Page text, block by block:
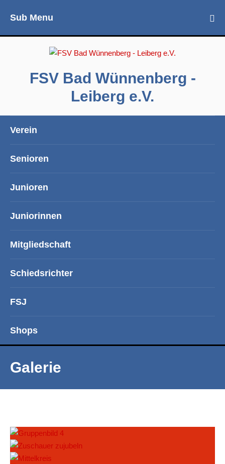
Sub Menu
FSV Bad Wünnenberg -
Leiberg e.V.
Verein
Senioren
Junioren
Juniorinnen
Mitgliedschaft
Schiedsrichter
FSJ
Shops
Galerie